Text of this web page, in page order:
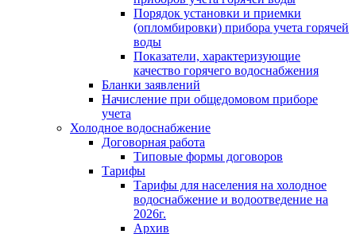
Порядок установки и приемки
(опломбировки) прибора учета горячей
воды
Показатели, характеризующие
качество горячего водоснабжения
Бланки заявлений
Начисление при общедомовом приборе
учета
Холодное водоснабжение
Договорная работа
Типовые формы договоров
Тарифы
Тарифы для населения на холодное
водоснабжение и водоотведение на
2026г.
Архив